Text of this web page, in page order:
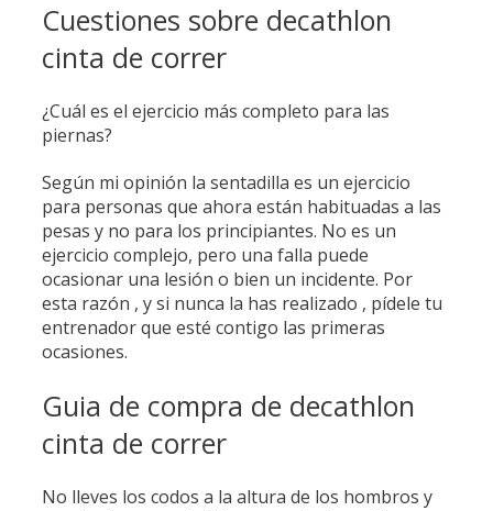
Cuestiones sobre decathlon
cinta de correr
¿Cuál es el ejercicio más completo para las
piernas?
Según mi opinión la sentadilla es un ejercicio
para personas que ahora están habituadas a las
pesas y no para los principiantes. No es un
ejercicio complejo, pero una falla puede
ocasionar una lesión o bien un incidente. Por
esta razón , y si nunca la has realizado , pídele tu
entrenador que esté contigo las primeras
ocasiones.
Guia de compra de decathlon
cinta de correr
No lleves los codos a la altura de los hombros y